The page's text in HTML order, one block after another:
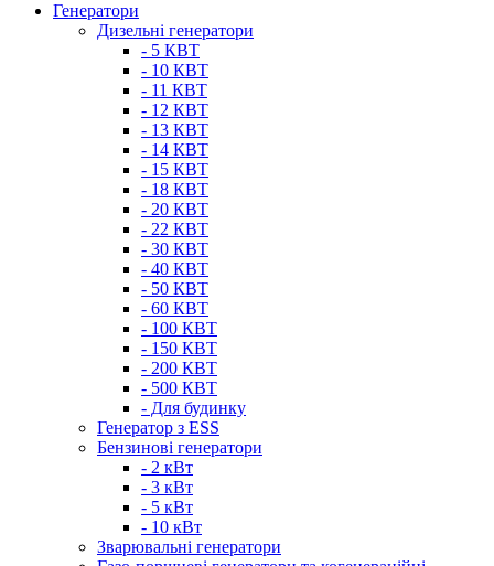
Генератори
Дизельні генератори
- 5 КВТ
- 10 КВТ
- 11 КВТ
- 12 КВТ
- 13 КВТ
- 14 КВТ
- 15 КВТ
- 18 КВТ
- 20 КВТ
- 22 КВТ
- 30 КВТ
- 40 КВТ
- 50 КВТ
- 60 КВТ
- 100 КВТ
- 150 КВТ
- 200 КВТ
- 500 КВТ
- Для будинку
Генератор з ESS
Бензинові генератори
- 2 кВт
- 3 кВт
- 5 кВт
- 10 кВт
Зварювальні генератори